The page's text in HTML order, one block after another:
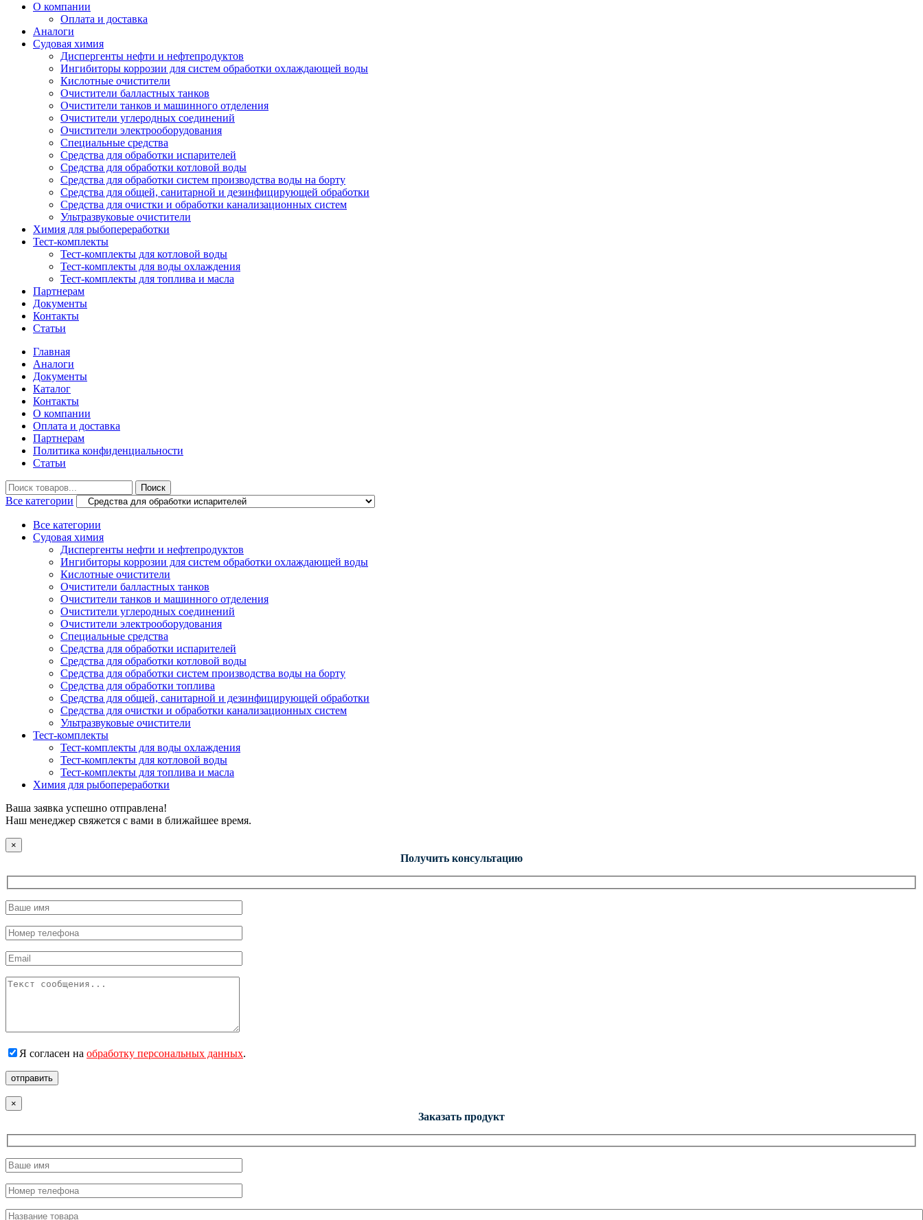
О компании
Оплата и доставка
Аналоги
Судовая химия
Диспергенты нефти и нефтепродуктов
Ингибиторы коррозии для систем обработки охлаждающей воды
Кислотные очистители
Очистители балластных танков
Очистители танков и машинного отделения
Очистители углеродных соединений
Очистители электрооборудования
Специальные средства
Средства для обработки испарителей
Средства для обработки котловой воды
Средства для обработки систем производства воды на борту
Средства для общей, санитарной и дезинфицирующей обработки
Средства для очистки и обработки канализационных систем
Ультразвуковые очистители
Химия для рыбопереработки
Тест-комплекты
Тест-комплекты для котловой воды
Тест-комплекты для воды охлаждения
Тест-комплекты для топлива и масла
Партнерам
Документы
Контакты
Статьи
Главная
Аналоги
Документы
Каталог
Контакты
О компании
Оплата и доставка
Партнерам
Политика конфиденциальности
Статьи
Искать
Поиск
Все категории
Все категории
Судовая химия
Диспергенты нефти и нефтепродуктов
Ингибиторы коррозии для систем обработки охлаждающей воды
Кислотные очистители
Очистители балластных танков
Очистители танков и машинного отделения
Очистители углеродных соединений
Очистители электрооборудования
Специальные средства
Средства для обработки испарителей
Средства для обработки котловой воды
Средства для обработки систем производства воды на борту
Средства для обработки топлива
Средства для общей, санитарной и дезинфицирующей обработки
Средства для очистки и обработки канализационных систем
Ультразвуковые очистители
Тест-комплекты
Тест-комплекты для воды охлаждения
Тест-комплекты для котловой воды
Тест-комплекты для топлива и масла
Химия для рыбопереработки
Ваша заявка успешно отправлена!
Наш менеджер свяжется с вами в ближайшее время.
×
Получить консультацию
Я согласен на обработку персональных данных.
отправить
×
Заказать продукт